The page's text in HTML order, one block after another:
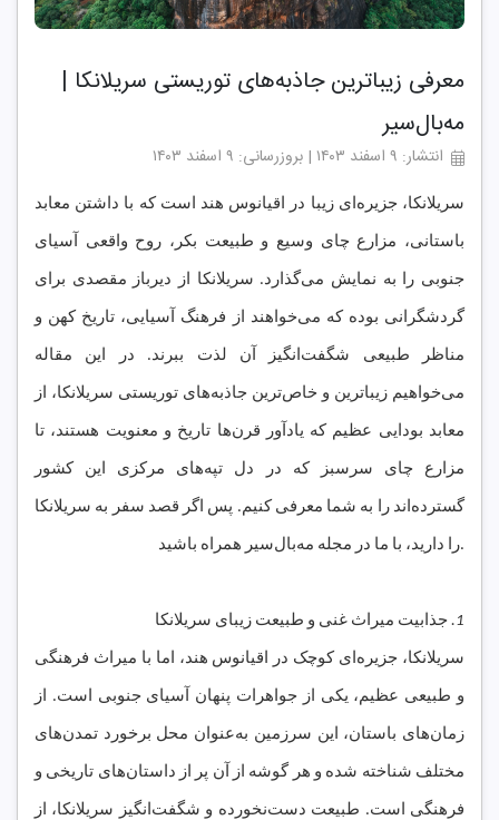
معرفی زیباترین جاذبه‌های توریستی سریلانکا |
مه‌بال‌سیر
انتشار: ۹ اسفند ۱۴۰۳ | بروزرسانی: ۹ اسفند ۱۴۰۳
سریلانکا، جزیره‌ای زیبا در اقیانوس هند است که با داشتن معابد
باستانی، مزارع چای وسیع و طبیعت بکر، روح واقعی آسیای
جنوبی را به نمایش می‌گذارد. سریلانکا از دیرباز مقصدی برای
گردشگرانی بوده که می‌خواهند از فرهنگ آسیایی، تاریخ کهن و
مناظر طبیعی شگفت‌انگیز آن لذت ببرند. در این مقاله
می‌خواهیم زیباترین و خاص‌ترین جاذبه‌های توریستی سریلانکا، از
معابد بودایی عظیم که یادآور قرن‌ها تاریخ و معنویت هستند، تا
مزارع چای سرسبز که در دل تپه‌های مرکزی این کشور
گسترده‌اند را به شما معرفی کنیم. پس اگر قصد سفر به سریلانکا
را دارید، با ما در مجله مه‌بال‌سیر همراه باشید.
1. جذابیت میراث غنی و طبیعت زیبای سریلانکا
سریلانکا، جزیره‌ای کوچک در اقیانوس هند، اما با میراث فرهنگی
و طبیعی عظیم، یکی از جواهرات پنهان آسیای جنوبی است. از
زمان‌های باستان، این سرزمین به‌عنوان محل برخورد تمدن‌های
مختلف شناخته شده و هر گوشه از آن پر از داستان‌های تاریخی و
فرهنگی است. طبیعت دست‌نخورده و شگفت‌انگیز سریلانکا، از